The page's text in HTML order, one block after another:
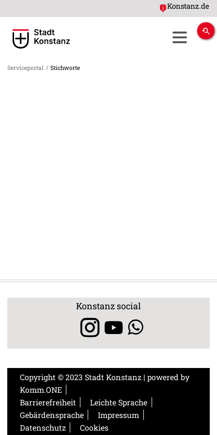
Konstanz.de
Serviceportal / Stichworte
Konstanz social
Copyright © 2023 Stadt Konstanz | powered by
Komm.ONE
Barrierefreiheit
Leichte Sprache
Gebärdensprache
Impressum
Datenschutz
Cookies